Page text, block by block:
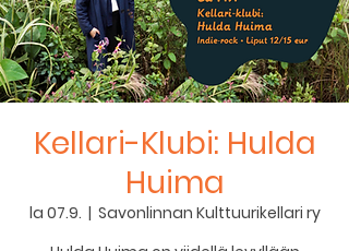
Kellari-Klubi: Hulda
Huima
la 07.9.
  |
Savonlinnan Kulttuurikellari ry